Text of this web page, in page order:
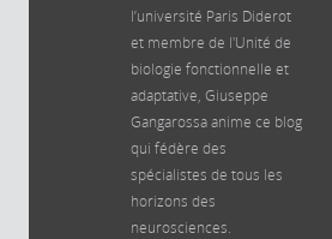
l’université Paris Diderot
et membre de l'Unité de
biologie fonctionnelle et
adaptative, Giuseppe
Gangarossa anime ce blog
qui fédère des
spécialistes de tous les
horizons des
neurosciences.